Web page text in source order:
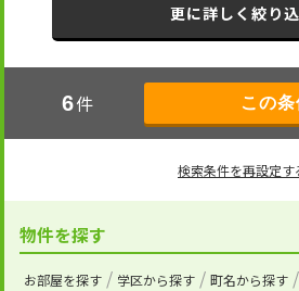
更に詳しく絞り
6件
検索条件を再設定す
物件を探す
お部屋を探す 学区から探す 町名から探す